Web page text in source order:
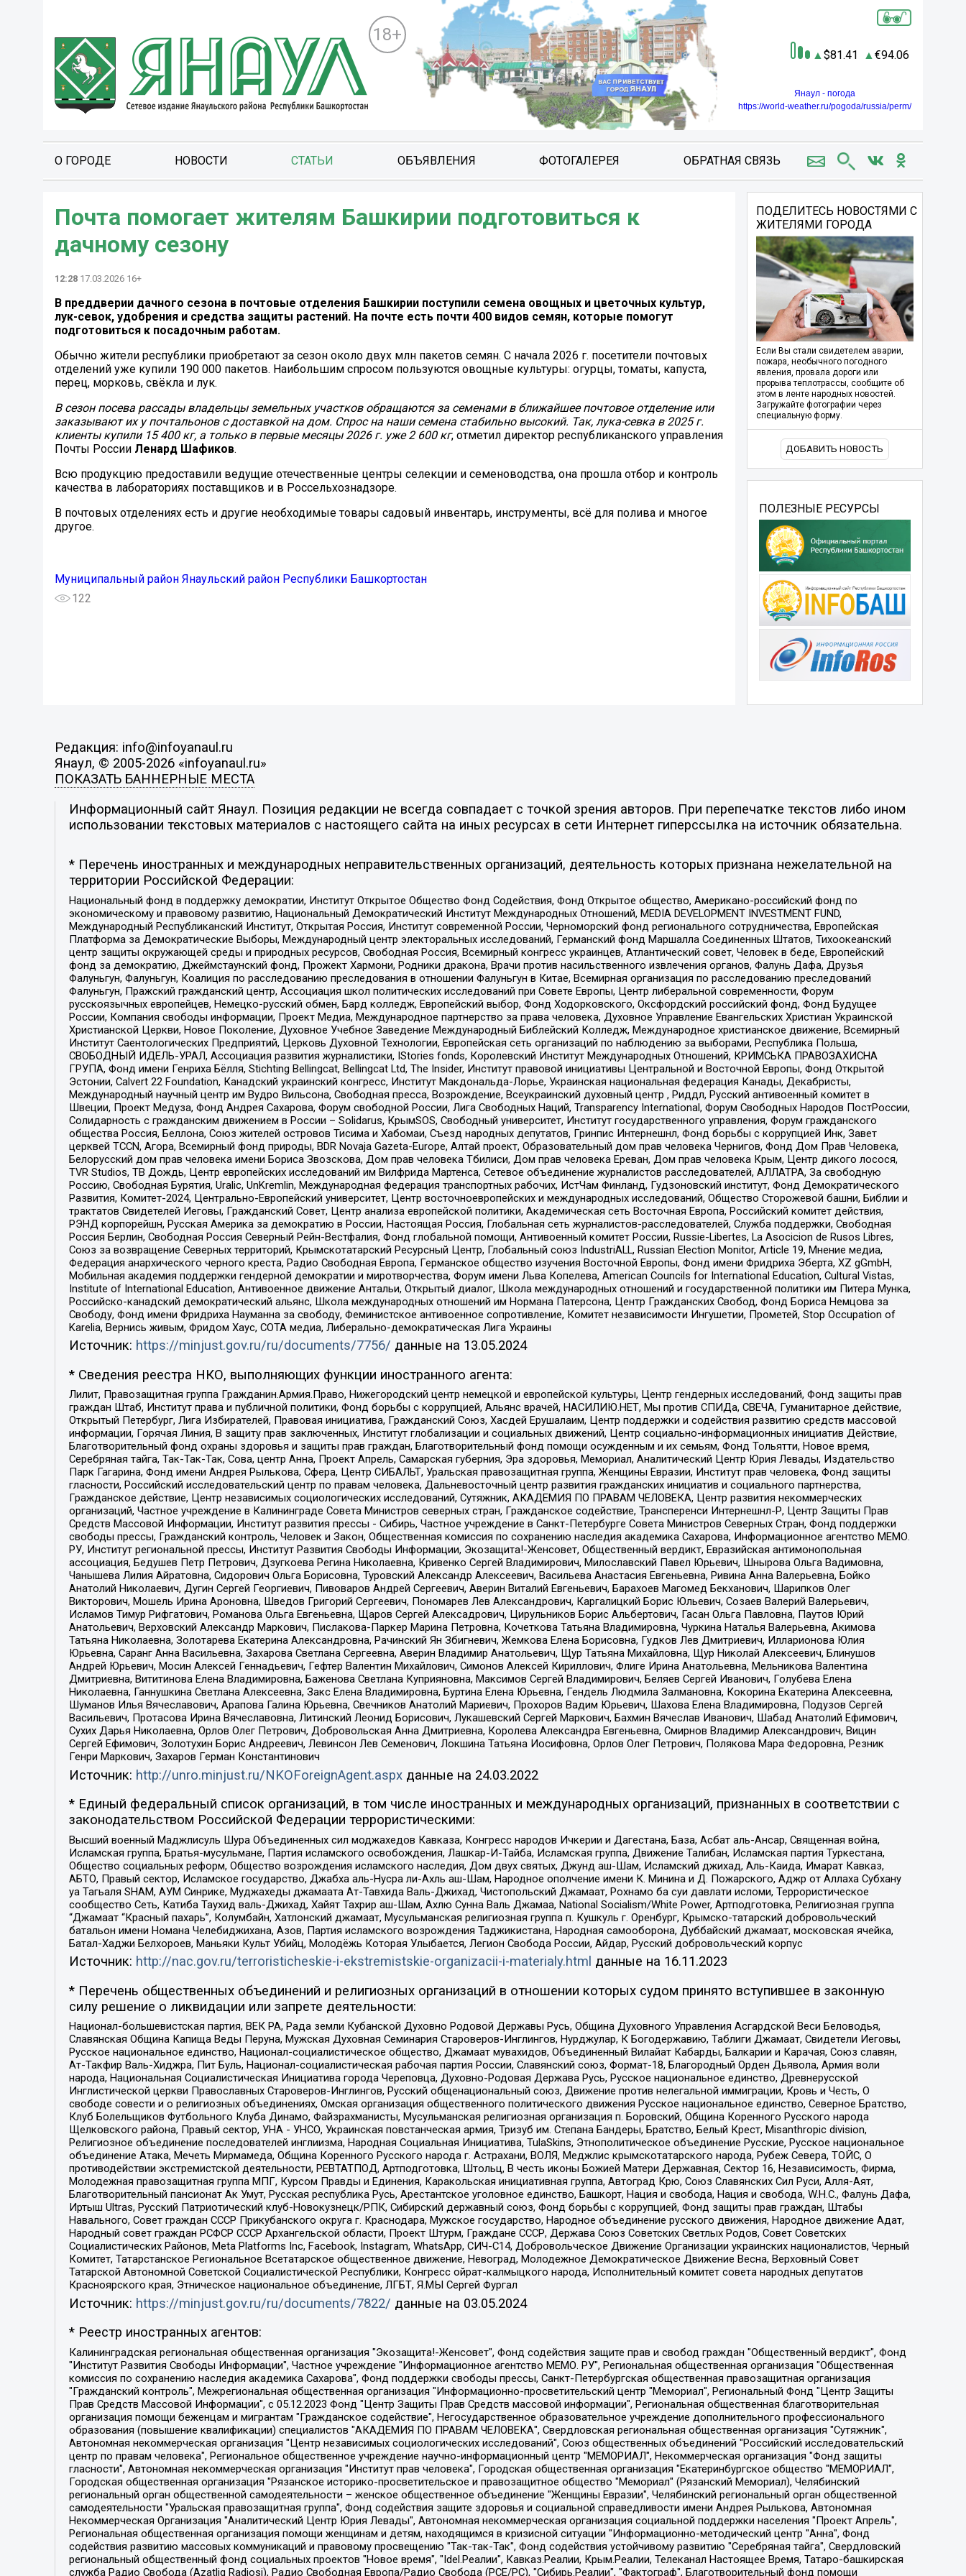
18+
81.41 94.06
Янаул - погода
https://world-weather.ru/pogoda/russia/perm/
О ГОРОДЕ НОВОСТИ СТАТЬИ ОБЪЯВЛЕНИЯ ФОТОГАЛЕРЕЯ ОБРАТНАЯ СВЯЗЬ
Почта помогает жителям Башкирии подготовиться к
дачному сезону
12:28 17.03.2026 16+
В преддверии дачного сезона в почтовые отделения Башкирии поступили семена овощных и цветочных культур,
лук-севок, удобрения и средства защиты растений. На почте есть почти 400 видов семян, которые помогут
подготовиться к посадочным работам.
Обычно жители республики приобретают за сезон около двух млн пакетов семян. С начала 2026 г. посетители почтовых
отделений уже купили 190 000 пакетов. Наибольшим спросом пользуются овощные культуры: огурцы, томаты, капуста,
перец, морковь, свёкла и лук.
В сезон посева рассады владельцы земельных участков обращаются за семенами в ближайшее почтовое отделение или
заказывают их у почтальонов с доставкой на дом. Спрос на наши семена стабильно высокий. Так, лука-севка в 2025 г.
клиенты купили 15 400 кг, а только в первые месяцы 2026 г. уже 2 600 кг, отметил директор республиканского управления
Почты России Ленард Шафиков.
Всю продукцию предоставили ведущие отечественные центры селекции и семеноводства, она прошла отбор и контроль
качества в лабораториях поставщиков и в Россельхознадзоре.
В почтовых отделениях есть и другие необходимые товары садовый инвентарь, инструменты, всё для полива и многое
другое.
Муниципальный район Янаульский район Республики Башкортостан
122
ПОДЕЛИТЕСЬ НОВОСТЯМИ С
ЖИТЕЛЯМИ ГОРОДА
Если Вы стали свидетелем аварии,
пожара, необычного погодного
явления, провала дороги или
прорыва теплотрассы, сообщите об
этом в ленте народных новостей.
Загружайте фотографии через
специальную форму.
ДОБАВИТЬ НОВОСТЬ
ПОЛЕЗНЫЕ РЕСУРСЫ
Редакция: info@infoyanaul.ru
Янаул, © 2005-2026 «infoyanaul.ru»
ПОКАЗАТЬ БАННЕРНЫЕ МЕСТА
Информационный сайт Янаул. Позиция редакции не всегда совпадает с точкой зрения авторов. При перепечатке текстов либо ином
использовании текстовых материалов с настоящего сайта на иных ресурсах в сети Интернет гиперссылка на источник обязательна.
* Перечень иностранных и международных неправительственных организаций, деятельность которых признана нежелательной на
территории Российской Федерации:
Национальный фонд в поддержку демократии, Институт Открытое Общество Фонд Содействия, Фонд Открытое общество, Американо-российский фонд по
экономическому и правовому развитию, Национальный Демократический Институт Международных Отношений, MEDIA DEVELOPMENT INVESTMENT FUND,
Международный Республиканский Институт, Открытая Россия, Институт современной России, Черноморский фонд регионального сотрудничества, Европейская
Платформа за Демократические Выборы, Международный центр электоральных исследований, Германский фонд Маршалла Соединенных Штатов, Тихоокеанский
центр защиты окружающей среды и природных ресурсов, Свободная Россия, Всемирный конгресс украинцев, Атлантический совет, Человек в беде, Европейский
фонд за демократию, Джеймстаунский фонд, Прожект Хармони, Родники дракона, Врачи против насильственного извлечения органов, Фалунь Дафа, Друзья
Фалуньгун, Фалуньгун, Коалиция по расследованию преследования в отношении Фалуньгун в Китае, Всемирная организация по расследованию преследований
Фалуньгун, Пражский гражданский центр, Ассоциация школ политических исследований при Совете Европы, Центр либеральной современности, Форум
русскоязычных европейцев, Немецко-русский обмен, Бард колледж, Европейский выбор, Фонд Ходорковского, Оксфордский российский фонд, Фонд Будущее
России, Компания свободы информации, Проект Медиа, Международное партнерство за права человека, Духовное Управление Евангельских Христиан Украинской
Христианской Церкви, Новое Поколение, Духовное Учебное Заведение Международный Библейский Колледж, Международное христианское движение, Всемирный
Институт Саентологических Предприятий, Церковь Духовной Технологии, Европейская сеть организаций по наблюдению за выборами, Республика Польша,
СВОБОДНЫЙ ИДЕЛЬ-УРАЛ, Ассоциация развития журналистики, IStories fonds, Королевский Институт Международных Отношений, КРИМСЬКА ПРАВОЗАХИСНА
ГРУПА, Фонд имени Генриха Бёлля, Stichting Bellingcat, Bellingcat Ltd, The Insider, Институт правовой инициативы Центральной и Восточной Европы, Фонд Открытой
Эстонии, Calvert 22 Foundation, Канадский украинский конгресс, Институт Макдональда-Лорье, Украинская национальная федерация Канады, Декабристы,
Международный научный центр им Вудро Вильсона, Свободная пресса, Возрождение, Всеукраинский духовный центр , Риддл, Русский антивоенный комитет в
Швеции, Проект Медуза, Фонд Андрея Сахарова, Форум свободной России, Лига Свободных Наций, Transparеncy International, Форум Свободных Народов ПостРоссии,
Солидарность с гражданским движением в России – Solidarus, КрымSOS, Свободный университет, Институт государственного управления, Форум гражданского
общества Россия, Беллона, Союз жителей островов Тисима и Хабомаи, Съезд народных депутатов, Гринпис Интернешнл, Фонд борьбы с коррупцией Инк, Завет
церквей TCCN, Агора, Всемирный фонд природы, BDR Novaja Gazeta-Europe, Алтай проект, Образовательный дом прав человека Чернигов, Фонд Дом Прав Человека,
Белорусский дом прав человека имени Бориса Звозскова, Дом прав человека Тбилиси, Дом прав человека Ереван, Дом прав человека Крым, Центр дикого лосося,
TVR Studios, ТВ Дождь, Центр европейских исследований им Вилфрида Мартенса, Сетевое объединение журналистов расследователей, АЛЛАТРА, За свободную
Россию, Свободная Бурятия, Uralic, UnKremlin, Международная федерация транспортных рабочих, ИстЧам Финланд, Гудзоновский институт, Фонд Демократического
Развития, Комитет-2024, Центрально-Европейский университет, Центр восточноевропейских и международных исследований, Общество Сторожевой башни, Библии и
трактатов Свидетелей Иеговы, Гражданский Совет, Центр анализа европейской политики, Академическая сеть Восточная Европа, Российский комитет действия,
РЭНД корпорейшн, Русская Америка за демократию в России, Настоящая Россия, Глобальная сеть журналистов-расследователей, Служба поддержки, Свободная
Россия Берлин, Свободная Россия Северный Рейн-Вестфалия, Фонд глобальной помощи, Антивоенный комитет России, Russie-Libertes, La Asocicion de Rusos Libres,
Союз за возвращение Северных территорий, Крымскотатарский Ресурсный Центр, Глобальный союз IndustriALL, Russian Election Monitor, Article 19, Мнение медиа,
Федерация анархического черного креста, Радио Свободная Европа, Германское общество изучения Восточной Европы, Фонд имени Фридриха Эберта, XZ gGmbH,
Мобильная академия поддержки гендерной демократии и миротворчества, Форум имени Льва Копелева, American Councils for International Education, Cultural Vistas,
Institute of International Education, Антивоенное движение Антальи, Открытый диалог, Школа международных отношений и государственной политики им Питера Мунка,
Российско-канадский демократический альянс, Школа международных отношений им Нормана Патерсона, Центр Гражданских Свобод, Фонд Бориса Немцова за
Свободу, Фонд имени Фридриха Науманна за свободу, Феминистское антивоенное сопротивление, Комитет независимости Ингушетии, Прометей, Stop Occupation of
Karelia, Вернись живым, Фридом Хаус, СОТА медиа, Либерально-демократическая Лига Украины
Источник: https://minjust.gov.ru/ru/documents/7756/ данные на 13.05.2024
* Сведения реестра НКО, выполняющих функции иностранного агента:
Лилит, Правозащитная группа Гражданин.Армия.Право, Нижегородский центр немецкой и европейской культуры, Центр гендерных исследований, Фонд защиты прав
граждан Штаб, Институт права и публичной политики, Фонд борьбы с коррупцией, Альянс врачей, НАСИЛИЮ.НЕТ, Мы против СПИДа, СВЕЧА, Гуманитарное действие,
Открытый Петербург, Лига Избирателей, Правовая инициатива, Гражданский Союз, Хасдей Ерушалаим, Центр поддержки и содействия развитию средств массовой
информации, Горячая Линия, В защиту прав заключенных, Институт глобализации и социальных движений, Центр социально-информационных инициатив Действие,
Благотворительный фонд охраны здоровья и защиты прав граждан, Благотворительный фонд помощи осужденным и их семьям, Фонд Тольятти, Новое время,
Серебряная тайга, Так-Так-Так, Сова, центр Анна, Проект Апрель, Самарская губерния, Эра здоровья, Мемориал, Аналитический Центр Юрия Левады, Издательство
Парк Гагарина, Фонд имени Андрея Рылькова, Сфера, Центр СИБАЛЬТ, Уральская правозащитная группа, Женщины Евразии, Институт прав человека, Фонд защиты
гласности, Российский исследовательский центр по правам человека, Дальневосточный центр развития гражданских инициатив и социального партнерства,
Гражданское действие, Центр независимых социологических исследований, Сутяжник, АКАДЕМИЯ ПО ПРАВАМ ЧЕЛОВЕКА, Центр развития некоммерческих
организаций, Частное учреждение в Калининграде Совета Министров северных стран, Гражданское содействие, Трансперенси Интернешнл-Р, Центр Защиты Прав
Средств Массовой Информации, Институт развития прессы - Сибирь, Частное учреждение в Санкт-Петербурге Совета Министров Северных Стран, Фонд поддержки
свободы прессы, Гражданский контроль, Человек и Закон, Общественная комиссия по сохранению наследия академика Сахарова, Информационное агентство МЕМО.
РУ, Институт региональной прессы, Институт Развития Свободы Информации, Экозащита!-Женсовет, Общественный вердикт, Евразийская антимонопольная
ассоциация, Бедушев Петр Петрович, Дзугкоева Регина Николаевна, Кривенко Сергей Владимирович, Милославский Павел Юрьевич, Шнырова Ольга Вадимовна,
Чанышева Лилия Айратовна, Сидорович Ольга Борисовна, Туровский Александр Алексеевич, Васильева Анастасия Евгеньевна, Ривина Анна Валерьевна, Бойко
Анатолий Николаевич, Дугин Сергей Георгиевич, Пивоваров Андрей Сергеевич, Аверин Виталий Евгеньевич, Барахоев Магомед Бекханович, Шарипков Олег
Викторович, Мошель Ирина Ароновна, Шведов Григорий Сергеевич, Пономарев Лев Александрович, Каргалицкий Борис Юльевич, Созаев Валерий Валерьевич,
Исламов Тимур Рифгатович, Романова Ольга Евгеньевна, Щаров Сергей Алексадрович, Цирульников Борис Альбертович, Гасан Ольга Павловна, Паутов Юрий
Анатольевич, Верховский Александр Маркович, Пислакова-Паркер Марина Петровна, Кочеткова Татьяна Владимировна, Чуркина Наталья Валерьевна, Акимова
Татьяна Николаевна, Золотарева Екатерина Александровна, Рачинский Ян Збигневич, Жемкова Елена Борисовна, Гудков Лев Дмитриевич, Илларионова Юлия
Юрьевна, Саранг Анна Васильевна, Захарова Светлана Сергеевна, Аверин Владимир Анатольевич, Щур Татьяна Михайловна, Щур Николай Алексеевич, Блинушов
Андрей Юрьевич, Мосин Алексей Геннадьевич, Гефтер Валентин Михайлович, Симонов Алексей Кириллович, Флиге Ирина Анатольевна, Мельникова Валентина
Дмитриевна, Вититинова Елена Владимировна, Баженова Светлана Куприяновна, Максимов Сергей Владимирович, Беляев Сергей Иванович, Голубева Елена
Николаевна, Ганнушкина Светлана Алексеевна, Закс Елена Владимировна, Буртина Елена Юрьевна, Гендель Людмила Залмановна, Кокорина Екатерина Алексеевна,
Шуманов Илья Вячеславович, Арапова Галина Юрьевна, Свечников Анатолий Мариевич, Прохоров Вадим Юрьевич, Шахова Елена Владимировна, Подузов Сергей
Васильевич, Протасова Ирина Вячеславовна, Литинский Леонид Борисович, Лукашевский Сергей Маркович, Бахмин Вячеслав Иванович, Шабад Анатолий Ефимович,
Сухих Дарья Николаевна, Орлов Олег Петрович, Добровольская Анна Дмитриевна, Королева Александра Евгеньевна, Смирнов Владимир Александрович, Вицин
Сергей Ефимович, Золотухин Борис Андреевич, Левинсон Лев Семенович, Локшина Татьяна Иосифовна, Орлов Олег Петрович, Полякова Мара Федоровна, Резник
Генри Маркович, Захаров Герман Константинович
Источник: http://unro.minjust.ru/NKOForeignAgent.aspxданные на 24.03.2022
* Единый федеральный список организаций, в том числе иностранных и международных организаций, признанных в соответствии с
законодательством Российской Федерации террористическими:
Высший военный Маджлисуль Шура Объединенных сил моджахедов Кавказа, Конгресс народов Ичкерии и Дагестана, База, Асбат аль-Ансар, Священная война,
Исламская группа, Братья-мусульмане, Партия исламского освобождения, Лашкар-И-Тайба, Исламская группа, Движение Талибан, Исламская партия Туркестана,
Общество социальных реформ, Общество возрождения исламского наследия, Дом двух святых, Джунд аш-Шам, Исламский джихад, Аль-Каида, Имарат Кавказ,
АБТО, Правый сектор, Исламское государство, Джабха аль-Нусра ли-Ахль аш-Шам, Народное ополчение имени К. Минина и Д. Пожарского, Аджр от Аллаха Субхану
уа Тагьаля SHAM, АУМ Синрике, Муджахеды джамаата Ат-Тавхида Валь-Джихад, Чистопольский Джамаат, Рохнамо ба суи давлати исломи, Террористическое
сообщество Сеть, Катиба Таухид валь-Джихад, Хайят Тахрир аш-Шам, Ахлю Сунна Валь Джамаа, National Socialism/White Power, Артподготовка, Религиозная группа
“Джамаат “Красный пахарь”, Колумбайн, Хатлонский джамаат, Мусульманская религиозная группа п. Кушкуль г. Оренбург, Крымско-татарский добровольческий
батальон имени Номана Челебиджихана, Азов, Партия исламского возрождения Таджикистана, Народная самооборона, Дуббайский джамаат, московская ячейка,
Батал-Хаджи Белхороев, Маньяки Культ Убийц, Молодёжь Которая Улыбается, Легион Свобода России, Айдар, Русский добровольческий корпус
Источник: http://nac.gov.ru/terroristicheskie-i-ekstremistskie-organizacii-i-materialy.html данные на 16.11.2023
* Перечень общественных объединений и религиозных организаций в отношении которых судом принято вступившее в законную
силу решение о ликвидации или запрете деятельности:
Национал-большевистская партия, ВЕК РА, Рада земли Кубанской Духовно Родовой Державы Русь, Община Духовного Управления Асгардской Веси Беловодья,
Славянская Община Капища Веды Перуна, Мужская Духовная Семинария Староверов-Инглингов, Нурджулар, К Богодержавию, Таблиги Джамаат, Свидетели Иеговы,
Русское национальное единство, Национал-социалистическое общество, Джамаат мувахидов, Объединенный Вилайат Кабарды, Балкарии и Карачая, Союз славян,
Ат-Такфир Валь-Хиджра, Пит Буль, Национал-социалистическая рабочая партия России, Славянский союз, Формат-18, Благородный Орден Дьявола, Армия воли
народа, Национальная Социалистическая Инициатива города Череповца, Духовно-Родовая Держава Русь, Русское национальное единство, Древнерусской
Инглистической церкви Православных Староверов-Инглингов, Русский общенациональный союз, Движение против нелегальной иммиграции, Кровь и Честь, О
свободе совести и о религиозных объединениях, Омская организация общественного политического движения Русское национальное единство, Северное Братство,
Клуб Болельщиков Футбольного Клуба Динамо, Файзрахманисты, Мусульманская религиозная организация п. Боровский, Община Коренного Русского народа
Щелковского района, Правый сектор, УНА - УНСО, Украинская повстанческая армия, Тризуб им. Степана Бандеры, Братство, Белый Крест, Misanthropic division,
Религиозное объединение последователей инглиизма, Народная Социальная Инициатива, TulaSkins, Этнополитическое объединение Русские, Русское национальное
объединение Атака, Мечеть Мирмамеда, Община Коренного Русского народа г. Астрахани, ВОЛЯ, Меджлис крымскотатарского народа, Рубеж Севера, ТОЙС, О
противодействии экстремистской деятельности, РЕВТАТПОД, Артподготовка, Штольц, В честь иконы Божией Матери Державная, Сектор 16, Независимость, Фирма,
Молодежная правозащитная группа МПГ, Курсом Правды и Единения, Каракольская инициативная группа, Автоград Крю, Союз Славянских Сил Руси, Алля-Аят,
Благотворительный пансионат Ак Умут, Русская республика Русь, Арестантское уголовное единство, Башкорт, Нация и свобода, Нация и свобода, W.H.С., Фалунь Дафа,
Иртыш Ultras, Русский Патриотический клуб-Новокузнецк/РПК, Сибирский державный союз, Фонд борьбы с коррупцией, Фонд защиты прав граждан, Штабы
Навального, Совет граждан СССР Прикубанского округа г. Краснодара, Мужское государство, Народное объединение русского движения, Народное движение Адат,
Народный совет граждан РСФСР СССР Архангельской области, Проект Штурм, Граждане СССР, Держава Союз Советских Светлых Родов, Совет Советских
Социалистических Районов, Meta Platforms Inc, Facebook, Instagram, WhatsApp, СИЧ-С14, Добровольческое Движение Организации украинских националистов, Черный
Комитет, Татарстанское Региональное Всетатарское общественное движение, Невоград, Молодежное Демократическое Движение Весна, Верховный Совет
Татарской Автономной Советской Социалистической Республики, Конгресс ойрат-калмыцкого народа, Исполнительный комитет совета народных депутатов
Красноярского края, Этническое национальное объединение, ЛГБТ, Я.МЫ Сергей Фургал
Источник: https://minjust.gov.ru/ru/documents/7822/ данные на 03.05.2024
* Реестр иностранных агентов:
Калининградская региональная общественная организация "Экозащита!-Женсовет", Фонд содействия защите прав и свобод граждан "Общественный вердикт", Фонд "Институт Развития Свободы Информации", Частное учреждение "Информационное агентство МЕМО. РУ", Региональная общественная организация "Общественная комиссия по сохранению наследия академика Сахарова", Фонд поддержки свободы прессы, Санкт-Петербургская общественная правозащитная организация "Гражданский контроль", Межрегиональная общественная организация "Информационно-просветительский центр "Мемориал", Региональный Фонд "Центр Защиты Прав Средств Массовой Информации", с 05.12.2023 Фонд "Центр Защиты Прав Средств массовой информации", Региональная общественная благотворительная организация помощи беженцам и мигрантам "Гражданское содействие", Негосударственное образовательное учреждение дополнительного профессионального образования (повышение квалификации) специалистов "АКАДЕМИЯ ПО ПРАВАМ ЧЕЛОВЕКА", Свердловская региональная общественная организация "Сутяжник", Автономная некоммерческая организация "Центр независимых социологических исследований", Союз общественных объединений "Российский исследовательский центр по правам человека", Региональное общественное учреждение научно-информационный центр "МЕМОРИАЛ", Некоммерческая организация "Фонд защиты гласности", Автономная некоммерческая организация "Институт прав человека", Городская общественная организация "Екатеринбургское общество "МЕМОРИАЛ", Городская общественная организация "Рязанское историко-просветительское и правозащитное общество "Мемориал" (Рязанский Мемориал), Челябинский региональный орган общественной самодеятельности – женское общественное объединение "Женщины Евразии", Челябинский региональный орган общественной самодеятельности "Уральская правозащитная группа", Фонд содействия защите здоровья и социальной справедливости имени Андрея Рылькова, Автономная Некоммерческая Организация "Аналитический Центр Юрия Левады", Автономная некоммерческая организация социальной поддержки населения "Проект Апрель", Региональная общественная организация помощи женщинам и детям, находящимся в кризисной ситуации "Информационно-методический центр "Анна", Фонд содействия развитию массовых коммуникаций и правовому просвещению "Так-так-Так", Фонд содействия устойчивому развитию "Серебряная тайга", Свердловский региональный общественный фонд социальных проектов "Новое время", "Idel.Реалии", Кавказ.Реалии, Крым.Реалии, Телеканал Настоящее Время, Татаро-башкирская служба Радио Свобода (Azatliq Radiosi), Радио Свободная Европа/Радио Свобода (PCE/PC), "Сибирь.Реалии", "Фактограф", Благотворительный фонд помощи осужденным и их семьям, Автономная некоммерческая организация "Институт глобализации и социальных движений", Фонд "В защиту прав заключенных", Частное учреждение "Центр поддержки и содействия развитию средств массовой информации", Пензенский региональный общественный благотворительный фонд "Гражданский союз", "Север.Реалии", Некоммерческая организация Фонд "Правовая инициатива", Общество с ограниченной ответственностью "Радио Свободная Европа/Радио Свобода", Чешское информационное агентство "MEDIUM-ORIENT", Красноярская региональная общественная организация "Мы против СПИДа", Камалягин Денис Николаевич, Маркелов Сергей Евгеньевич, Пономарев Лев Александрович, Савицкая Людмила Алексеевна, Автономная некоммерческая организация "Центр по работе с проблемой насилия "НАСИЛИЮ.НЕТ", Межрегиональный профессиональный союз работников здравоохранения "Альянс врачей", Юридическое лицо, зарегистрированное в Латвийской Республике, SIA "Medusa Project" (регистрационный номер 40103797863, дата регистрации 10.06.2014), Некоммерческая организация "Фонд по борьбе с коррупцией", Автономная некоммерческая организация "Институт права и публичной политики", Баданин Роман Сергеевич, Гликин Максим Александрович, Железнова Мария Михайловна, Лукьянова Юлия Сергеевна, Маетная Елизавета Витальевна, Маняхин Петр Борисович, Чуракова Ольга Владимировна, Ярош Юлия Петровна, Юридическое лицо "The Insider SIA", зарегистрированное в Риге, Латвийская Республика (дата регистрации 26.06.2015), являющееся администратором доменного имени интернет-издания "The Insider SIA", https://theins.ru, Постернак Алексей Евгеньевич, Рубин Михаил Аркадьевич, Анин Роман Александрович, Юридическое лицо Istories fonds, зарегистрированное в Латвийской Республике (регистрационный номер 50008295751, дата регистрации 24.02.2020), Великовский Дмитрий Александрович, Долинина Ирина Николаевна, Мароховская Алеся Алексеевна, Шлейнов Роман Юрьевич, Шмагун Олеся Валентиновна, Общество с ограниченной ответственностью "Альтаир 2021", Общество с ограниченной ответственностью "Вега 2021", Общество с ограниченной ответственностью "Главный редактор 2021", Общество с ограниченной ответственностью "Ромашки монолит", Важенков Артем Валерьевич, Ивановская областная общественная организация "Центр гендерных исследований", Гурман Юрий Альбертович, Медиапроект "ОВД-Инфо", Егоров Владимир Владимирович, Жилинский Владимир Александрович, Общество с ограниченной ответственностью "ЗП", Иванова София Юрьевна, Карезина Инна Павловна, Кильтау Екатерина Викторовна, Петров Алексей Викторович, Пискунов Сергей Евгеньевич, Смирнов Сергей Сергеевич, Тихонов Михаил Сергеевич, Общество с ограниченной ответственностью "ЖУРНАЛИСТ-ИНОСТРАННЫЙ АГЕНТ", Арапова Галина Юрьевна, Вольтская Татьяна Анатольевна, Американская компания "Mason G.E.S. Anonymous Foundation" (США), являющаяся владельцем интернет-издания https://mnews.world/, Компания "Stichting Bellingcat", зарегистрированная в Нидерландах (дата регистрации 11.07.2018), Захаров Андрей Вячеславович, Клепиковская Екатерина Дмитриевна, Общество с ограниченной ответственностью "МЕМО", Перл Роман Александрович, Симонов Евгений Алексеевич, Соловьева Елена Анатольевна, Сотников Даниил Владимирович, Сурначева Елизавета Дмитриевна, Автономная некоммерческая организация по защите прав человека и информированию населения "Якутия – Наше Мнение", Общество с ограниченной ответственностью "Москоу диджитал медиа", с 26.01.2023 Общество с ограниченной ответственностью "Чайка Белые сады", Ветошкина Валерия Валерьевна, Заговора Максим Александрович, Межрегиональное общественное движение "Российская ЛГБТ - сеть", Оленичев Максим Владимирович, Павлов Иван Юрьевич, Скворцова Елена Сергеевна, Общество с ограниченной ответственностью "Как бы инагент", Кочетков Игорь Викторович, Общество с ограниченной ответственностью "Честные выборы", Еланчик Олег Александрович, Общество с ограниченной ответственностью "Нобелевский призыв", Гималова Регина Эмилевна, Григорьев Андрей Валерьевич, Григорьева Алина Александровна, Ассоциация по содействию защите прав призывников, альтернативнослужащих и военнослужащих "Правозащитная группа "Гражданин.Армия.Право", Хисамова Регина Фаритовна, Автономная некоммерческая организация по реализации социально-правовых программ "Лилит", Дальневосточное общественное движение "Маяк", Санкт-Петербургская ЛГБТ-инициативная группа "Выход", Инициативная группа ЛГБТ+ "Реверс", Алексеев Андрей Викторович, Бекбулатова Таисия Львовна, Беляев Иван Михайлович, Владыкина Елена Сергеевна, Гельман Марат Александрович, Никульшина Вероника Юрьевна, Толоконникова Надежда Андреевна, Шендерович Виктор Анатольевич, Общество с ограниченной ответственностью "Данное сообщение", Общество с ограниченной ответственностью Издательский дом "Новая глава", Айнбиндер Александра Александровна, Московский комьюнити-центр для ЛГБТ+инициатив, Благотворительный фонд развития филантропии, Deutsche Welle (Германия, Kurt-Schumacher-Strasse 3, 53113 Bonn), Борзунова Мария Михайловна, Воробьев Виктор Викторович, Голубева Анна Львовна, Константинова Алла Михайловна, Малкова Ирина Владимировна, Мурадов Мурад Абдулгалимович, Осетинская Елизавета Николаевна, Понасенков Евгений Николаевич, Ганапольский Матвей Юрьевич, Киселев Евгений Алексеевич, Борухович Ирина Григорьевна, Дремин Иван Тимофеевич, Дубровский Дмитрий Викторович, Красноярская региональная общественная организация поддержки и развития альтернативных образовательных технологий и межкультурных коммуникаций "ИНТЕРРА", Маяковская Екатерина Алексеевна, Фейгин Марк Захарович, Филимонов Андрей Викторович, Дзугкоева Регина Николаевна, Доброхотов Роман Александрович, Дудь Юрий Александрович, Елкин Сергей Владимирович, Кругликов Кирилл Игоревич, Сабунаева Мария Леонидовна, Семенов Алексей Владимирович, Шаинян Карен Багратович, Шульман Екатерина Михайловна, Асафьев Артур Валерьевич, Вахштайн Виктор Семенович, Венедиктов Алексей Алексеевич, Лушникова Екатерина Евгеньевна, Волков Леонид Михайлович, Невзоров Александр Глебович, Пархоменко Сергей Борисович, Сироткин Ярослав Николаевич, Кара-Мурза Владимир Владимирович, Баранова Наталья Владимировна, Гозман Леонид Яковлевич, Кагарлицкий Борис Юльевич, Климарев Михаил Валерьевич, Милов Владимир Станиславович, Автономная некоммерческая организация Краснодарский центр современного искусства "Типография", Моргенштерн Алишер Тагирович, Соболь Любовь Эдуардовна, Общество с ограниченной ответственностью "ЛИЗА НОРМ", Каспаров Гарри Кимович, Ходорковский Михаил Борисович, Общество с ограниченной ответственностью "Апрельские тезисы", Данилович Ирина Брониславовна, Кашин Олег Владимирович, Петров Николай Владимирович, Пивоваров Алексей Владимирович, Соколов Михаил Владимирович, Цветкова Юлия Владимировна, Чичваркин Евгений Александрович, Комитет против пыток/Команда против пыток, Общество с ограниченной ответственностью "Первый научный", Общество с ограниченной ответственностью "Вертолет и ко", Белоцерковская Вероника Борисовна, Кац Максим Евгеньевич, Лазарева Татьяна Юрьевна, Шаведдинов Руслан Табризович, Яшин Илья Валерьевич, Общество с ограниченной ответственностью "Иноагент ААВ", Алешковский Дмитрий Петрович, Альбац Евгения Марковна, Быков Дмитрий Львович, Галямина Юлия Евгеньевна, Лойко Сергей Леонидович, Мартынов Кирилл Константинович, Медведев Сергей Александрович, Крашенинников Федор Геннадиевич, Гордеева Катерина Вл